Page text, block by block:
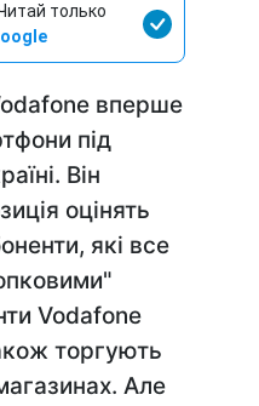
только
вперше
під
Він
оцінять
які все
Vodafone
торгують
Але